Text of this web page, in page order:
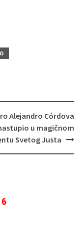
Alejandro Córdova
u magičnom
Svetog Justa